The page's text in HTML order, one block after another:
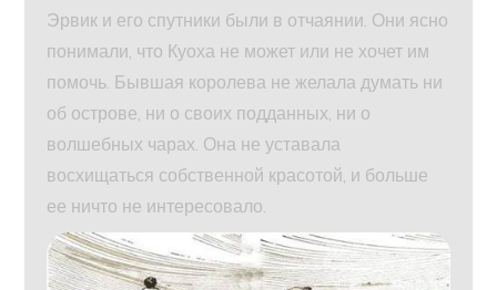
Эрвик и его спутники были в отчаянии. Они ясно
понимали, что Куоха не может или не хочет им
помочь. Бывшая королева не желала думать ни
об острове, ни о своих подданных, ни о
волшебных чарах. Она не уставала
восхищаться собственной красотой, и больше
ее ничто не интересовало.